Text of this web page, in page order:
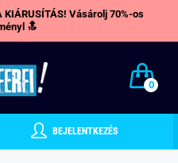
Vásárolj 70%-os
🔝
0
BEJELENTKEZÉS